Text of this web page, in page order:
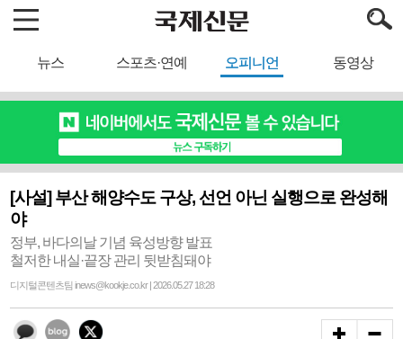
뉴스 스포츠·연예 오피니언 동영상
[사설] 부산 해양수도 구상, 선언 아닌 실행으로 완성해
야
정부, 바다의날 기념 육성방향 발표
철저한 내실·끝장 관리 뒷받침돼야
디지털콘텐츠팀 inews@kookje.co.kr | 2026.05.27 18:28